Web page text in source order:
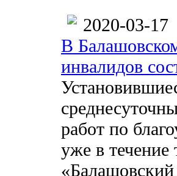
2020-03-17
В
инвалидов
работ по
уже в